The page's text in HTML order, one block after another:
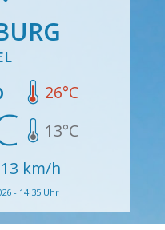
26°C
13°C
13 km/h
- 14:35 Uhr